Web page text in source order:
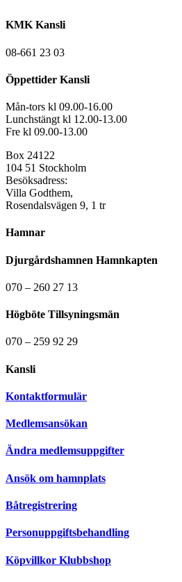
KMK Kansli
08-661 23 03
Öppettider Kansli
Mån-tors kl 09.00-16.00
Lunchstängt kl 12.00-13.00
Fre kl 09.00-13.00
Box 24122
104 51 Stockholm
Besöksadress:
Villa Godthem,
Rosendalsvägen 9, 1 tr
Hamnar
Djurgårdshamnen Hamnkapten
070 – 260 27 13
Högböte Tillsyningsmän
070 – 259 92 29
Kansli
Kontaktformulär
Medlemsansökan
Ändra medlemsuppgifter
Ansök om hamnplats
Båtregistrering
Personuppgiftsbehandling
Köpvillkor Klubbshop